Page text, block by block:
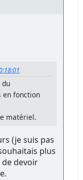
du
en fonction
matériel.
(je suis pas
plus
devoir